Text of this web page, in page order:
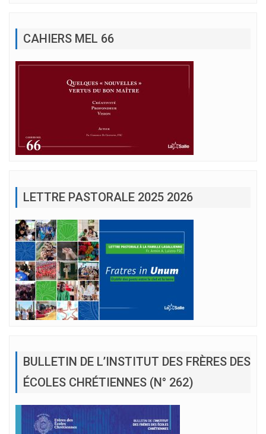
CAHIERS MEL 66
LETTRE PASTORALE 2025 2026
BULLETIN DE L’INSTITUT DES FRÈRES DES
ÉCOLES CHRÉTIENNES (N° 262)